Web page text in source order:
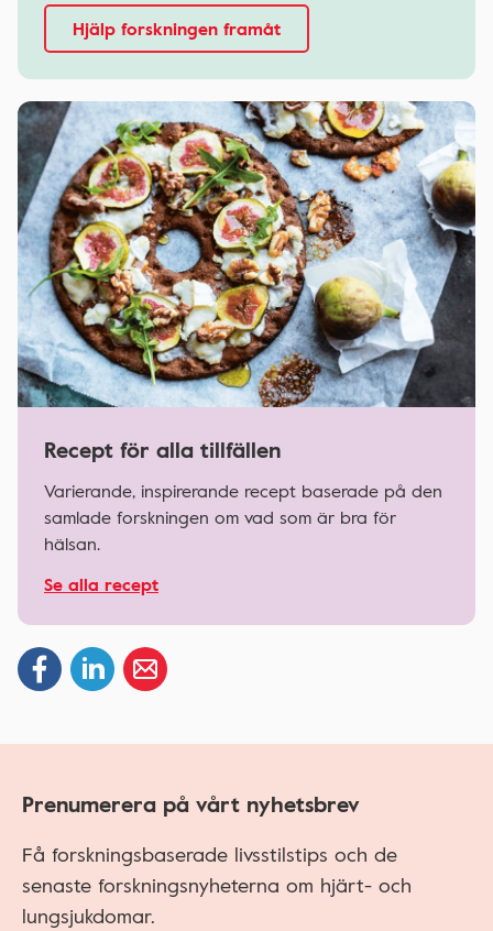
Hjälp forskningen framåt
Recept för alla tillfällen
Varierande, inspirerande recept baserade på den
samlade forskningen om vad som är bra för
hälsan.
Se alla recept
Prenumerera på vårt nyhetsbrev
Få forskningsbaserade livsstilstips och de
senaste forskningsnyheterna om hjärt- och
lungsjukdomar.